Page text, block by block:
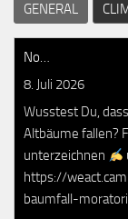
GENERAL
No…
8. Juli 2026
Wusstest Du,
Altbäume fallen?
unterzeichnen
https://
baumfall-